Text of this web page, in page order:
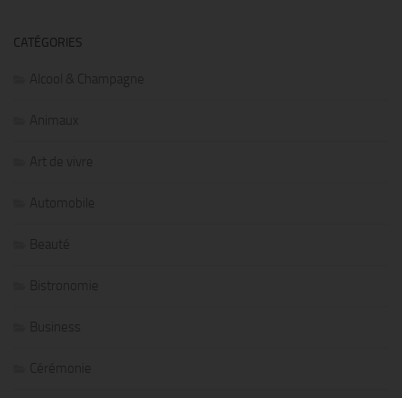
CATÉGORIES
Alcool & Champagne
Animaux
Art de vivre
Automobile
Beauté
Bistronomie
Business
Cérémonie